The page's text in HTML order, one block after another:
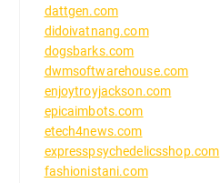
dattgen.com
didoivatnang.com
dogsbarks.com
dwmsoftwarehouse.com
enjoytroyjackson.com
epicaimbots.com
etech4news.com
expresspsychedelicsshop.com
fashionistani.com